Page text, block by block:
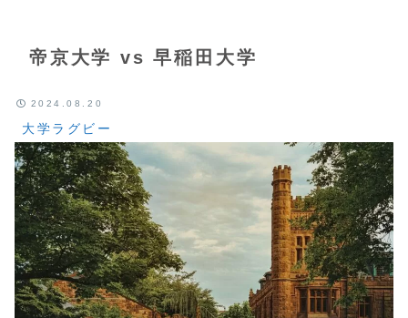
帝京大学 vs 早稲田大学
大学ラグビー
2024.08.20